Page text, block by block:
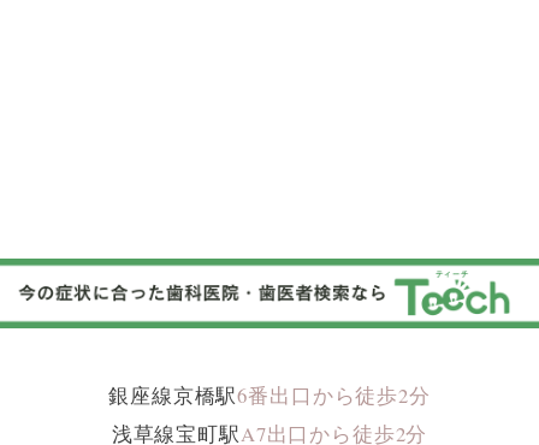
銀座線京橋駅6番出口から徒歩2分
浅草線宝町駅A7出口から徒歩2分